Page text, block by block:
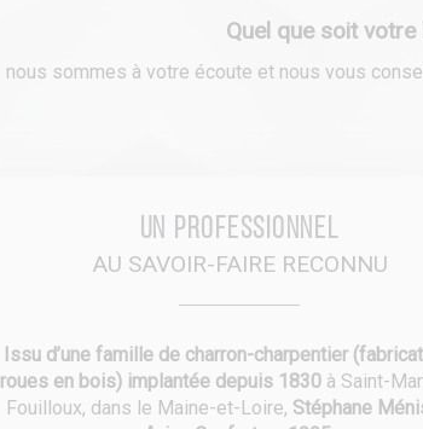
Quel que soit votre
nous sommes à votre écoute et nous vous
Un professionnel
AU SAVOIR-FAIRE RECONNU
Issu d’une famille de charron-charpentier
roues en bois) implantée depuis 1830 à Saint-
Fouilloux, dans le Maine-et-Loire, Stéphane